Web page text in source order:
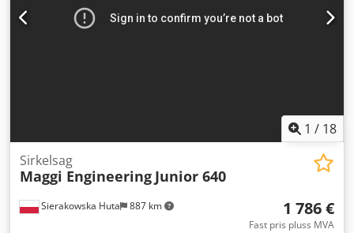
bladbevegelse - trinnløs regulering av skjærehastighet -
innmatingsbord: 1000 mm / 470 mm D-90 mm -
1 / 18
Sierakowska Huta 887 km
Sirkelsag
Maggi Engineering Junior 640
1 786 €
Fast pris pluss MVA